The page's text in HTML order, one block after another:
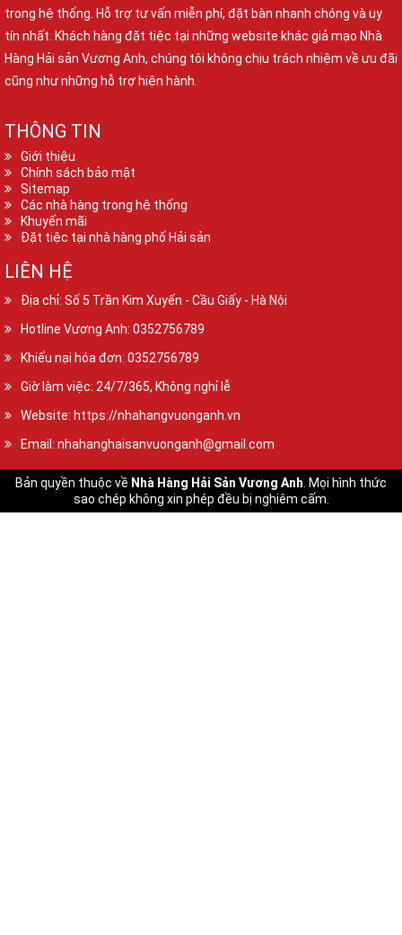
trong hệ thống. Hỗ trợ tư vấn miễn phí, đặt bàn nhanh chóng và uy
tín nhất. Khách hàng đặt tiệc tại những website khác giả mạo Nhà
Hàng Hải sản Vương Anh, chúng tôi không chịu trách nhiệm về ưu đãi
cũng như những hỗ trợ hiện hành.
THÔNG TIN
Giới thiệu
Chính sách bảo mật
Sitemap
Các nhà hàng trong hệ thống
Khuyến mãi
Đặt tiệc tại nhà hàng phố Hải sản
LIÊN HỆ
Địa chỉ: Số 5 Trần Kim Xuyến - Cầu Giấy - Hà Nội
Hotline Vương Anh: 0352756789
Khiếu nại hóa đơn: 0352756789
Giờ làm việc: 24/7/365, Không nghỉ lễ
Website: https://nhahangvuonganh.vn
Email: nhahanghaisanvuonganh@gmail.com
Bản quyền thuộc về Nhà Hàng Hải Sản Vương Anh. Mọi hình thức
sao chép không xin phép đều bị nghiêm cấm.